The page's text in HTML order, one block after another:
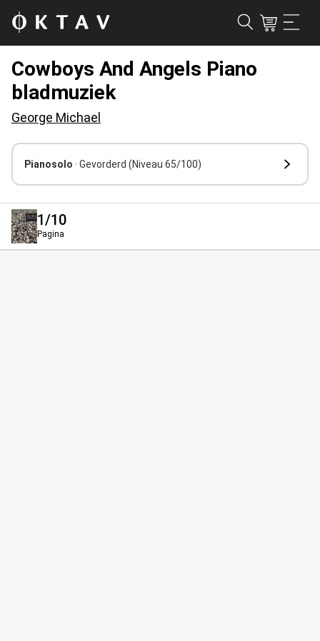
Cowboys And Angels Piano
bladmuziek
George Michael
Pianosolo · Gevorderd (Niveau 65/100)
1/10
Pagina